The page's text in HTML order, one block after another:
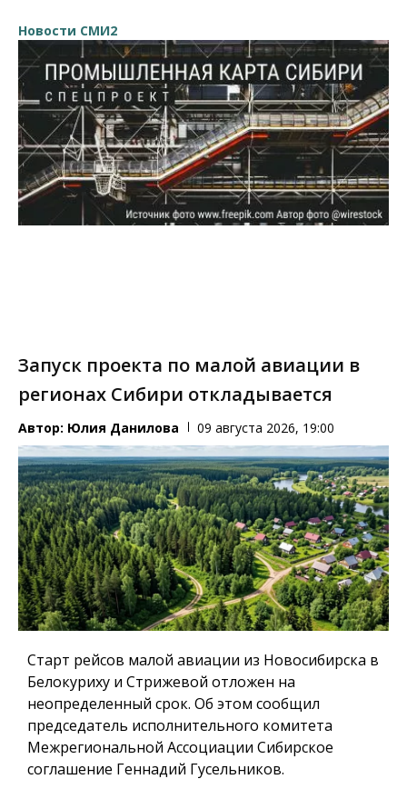
Новости СМИ2
Запуск проекта по малой авиации в
регионах Сибири откладывается
Автор: Юлия Данилова 09 августа 2026, 19:00
Старт рейсов малой авиации из Новосибирска в
Белокуриху и Стрижевой отложен на
неопределенный срок. Об этом сообщил
председатель исполнительного комитета
Межрегиональной Ассоциации Сибирское
соглашение Геннадий Гусельников.